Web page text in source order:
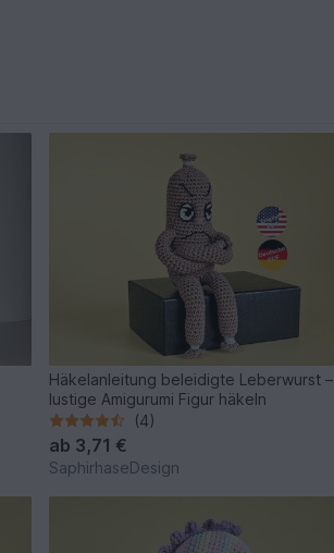
Häkelanleitung beleidigte Leberwurst –
lustige Amigurumi Figur häkeln
(4)
ab 3,71 €
SaphirhaseDesign